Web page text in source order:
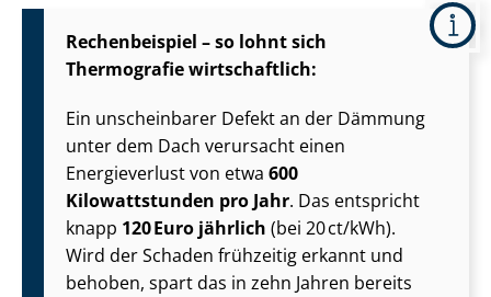
Rechenbeispiel – so lohnt sich
Thermografie wirtschaftlich:
Ein unscheinbarer Defekt an der Dämmung
unter dem Dach verursacht einen
Energieverlust von etwa 600
Kilowattstunden pro Jahr. Das entspricht
knapp 120 Euro jährlich (bei 20 ct/kWh).
Wird der Schaden frühzeitig erkannt und
behoben, spart das in zehn Jahren bereits